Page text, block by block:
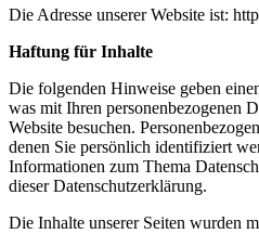
Die Adresse unserer Website ist:
Haftung für Inhalte
Die folgenden Hinweise geben
was mit Ihren personenbezogenen
Website besuchen.
denen Sie persönlich identifiziert
Informationen zum Thema
dieser Datenschutzerklärung.
Die Inhalte unserer Seiten wurden